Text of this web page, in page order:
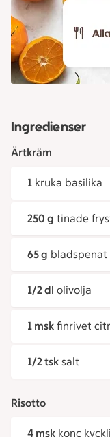
Ingredienser
Ärtkräm
1 kruka basilika
250 g tinade
65 g bladspenat
1/2 dl olivolja
1 msk finrivet
1/2 tsk salt
Risotto
4 msk konc